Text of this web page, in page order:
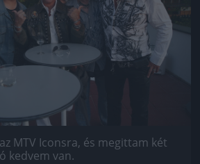
MTV Iconsra, és megittam két
kedvem van.